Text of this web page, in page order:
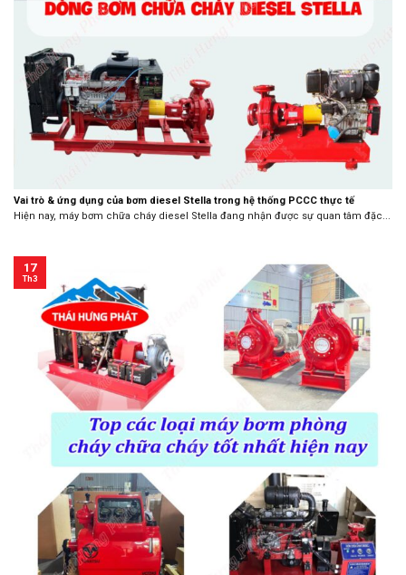
Vai trò & ứng dụng của bơm diesel Stella trong hệ thống PCCC thực tế
Hiện nay, máy bơm chữa cháy diesel Stella đang nhận được sự quan tâm đặc...
17
Th3